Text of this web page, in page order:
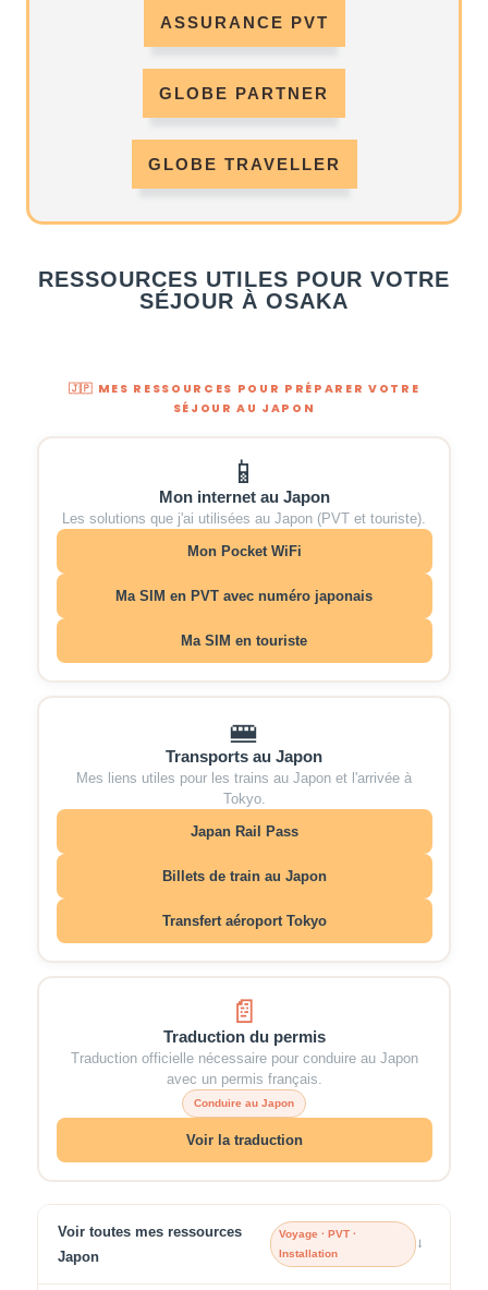
ASSURANCE PVT
GLOBE PARTNER
GLOBE TRAVELLER
RESSOURCES UTILES POUR VOTRE
SÉJOUR À OSAKA
🇯🇵 MES RESSOURCES POUR PRÉPARER VOTRE
SÉJOUR AU JAPON
📱
Mon internet au Japon
Les solutions que j'ai utilisées au Japon (PVT et touriste).
Mon Pocket WiFi
Ma SIM en PVT avec numéro japonais
Ma SIM en touriste
🚝
Transports au Japon
Mes liens utiles pour les trains au Japon et l'arrivée à
Tokyo.
Japan Rail Pass
Billets de train au Japon
Transfert aéroport Tokyo
📄
Traduction du permis
Traduction officielle nécessaire pour conduire au Japon
avec un permis français.
Conduire au Japon
Voir la traduction
Voir toutes mes ressources
Japon
Voyage · PVT ·
Installation
→